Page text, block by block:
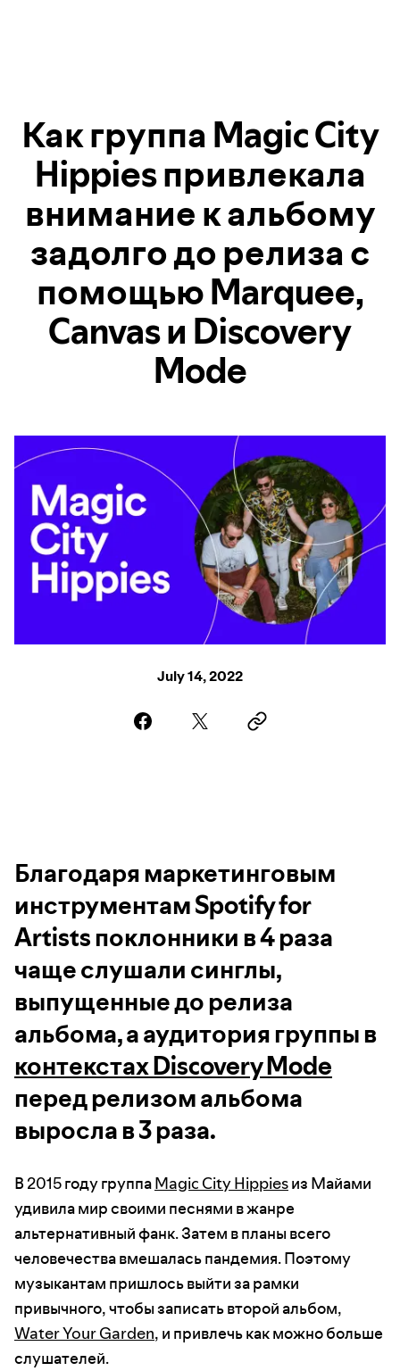
Как группа Magic City
Hippies привлекала
внимание к альбому
задолго до релиза с
помощью Marquee,
Canvas и Discovery
Mode
July 14, 2022
Благодаря маркетинговым
инструментам Spotify for
Artists поклонники в 4 раза
чаще слушали синглы,
выпущенные до релиза
альбома, а аудитория группы в
контекстах Discovery Mode
перед релизом альбома
выросла в 3 раза.
В 2015 году группаMagic City Hippiesиз Майами
удивила мир своими песнями в жанре
альтернативный фанк. Затем в планы всего
человечества вмешалась пандемия. Поэтому
музыкантам пришлось выйти за рамки
привычного, чтобы записать второй альбом,
Water Your Garden, и привлечь как можно больше
слушателей.